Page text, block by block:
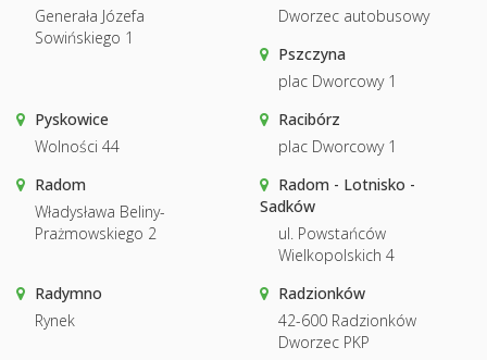
Generała Józefa
Sowińskiego 1
Dworzec autobusowy
Pszczyna
plac Dworcowy 1
Pyskowice
Wolności 44
Racibórz
plac Dworcowy 1
Radom
Władysława Beliny-
Prażmowskiego 2
Radom - Lotnisko -
Sadków
ul. Powstańców
Wielkopolskich 4
Radymno
Rynek
Radzionków
42-600 Radzionków
Dworzec PKP